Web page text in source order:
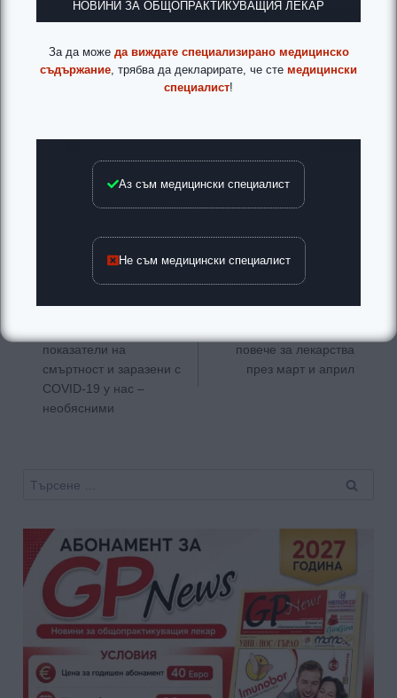
ПРЕДИШНА
показатели на
смъртност и заразени с
COVID-19 у нас –
необясними
СЛЕДВАЩА
повече за лекарства
през март и април
Търсене
НОВИНИ ЗА ОБЩОПРАКТИКУВАЩИЯ ЛЕКАР
За да може да виждате специализирано медицинско
съдържание , трябва да декларирате, че сте медицински
специалист!
Аз съм медицински специалист
Не съм медицински специалист